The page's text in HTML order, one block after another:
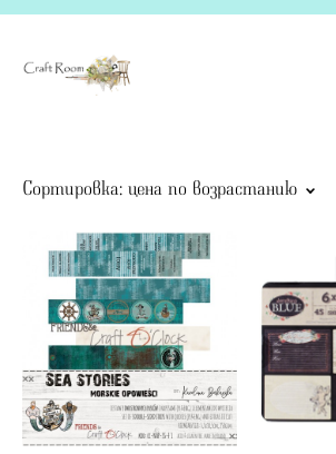
Сортировка: цена по возрастанию